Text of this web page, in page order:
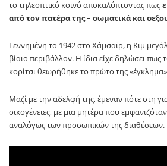
το τηλεοπτικό κοινό αποκαλύπτοντας πως
από τον πατέρα της – σωματικά και
Γεννημένη το 1942 στο Χάμσαϊρ, η Κιμ
βίαιο περιβάλλον. Η ίδια είχε δηλώσει πως
κορίτσι θεωρήθηκε το πρώτο της
Μαζί με την αδελφή της, έμεναν πότε στη
οικογένειες, με μια μητέρα που
αναλόγως των προσωπικών της διαθέσεων.